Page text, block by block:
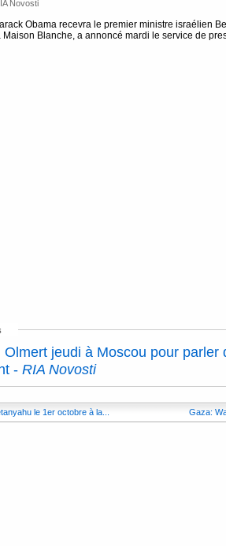
Novosti
Obama recevra le premier ministre israélien
Maison Blanche, a annoncé mardi le service de
Olmert jeudi à Moscou pour parler
- RIA Novosti
le 1er octobre à la... Gaza: